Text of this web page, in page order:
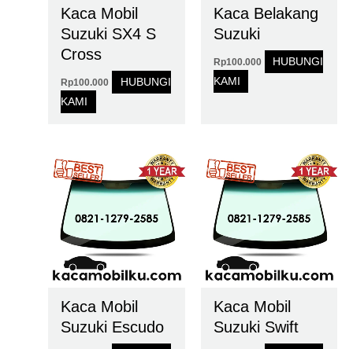
Kaca Mobil
Suzuki SX4 S
Cross
Rp100.000
HUBUNGI
KAMI
Kaca Belakang
Suzuki
Rp100.000
HUBUNGI
KAMI
Kaca Mobil
Suzuki Escudo
Kaca Mobil
Suzuki Swift